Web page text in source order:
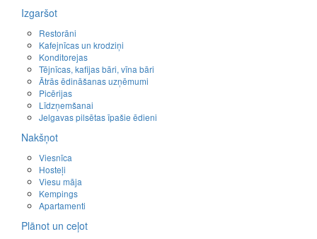
Izgaršot
Restorāni
Kafejnīcas un krodziņi
Konditorejas
Tējnīcas, kafijas bāri, vīna bāri
Ātrās ēdināšanas uzņēmumi
Picērijas
Līdzņemšanai
Jelgavas pilsētas īpašie ēdieni
Nakšņot
Viesnīca
Hosteļi
Viesu māja
Kempings
Apartamenti
Plānot un ceļot